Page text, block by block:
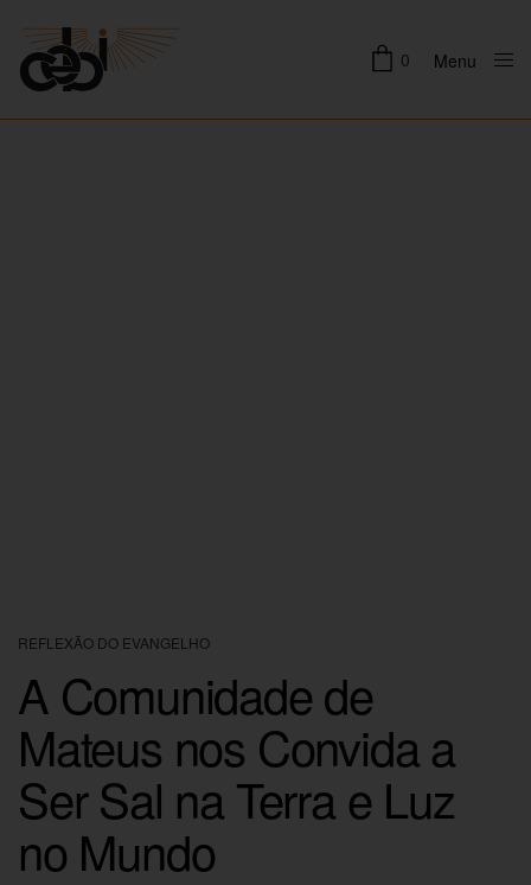
0 Menu
REFLEXÃO DO EVANGELHO
A Comunidade de
Mateus nos Convida a
Ser Sal na Terra e Luz
no Mundo